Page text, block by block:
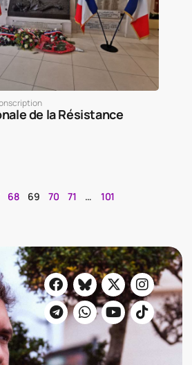
de la Résistance
68 69 70 71 … 101